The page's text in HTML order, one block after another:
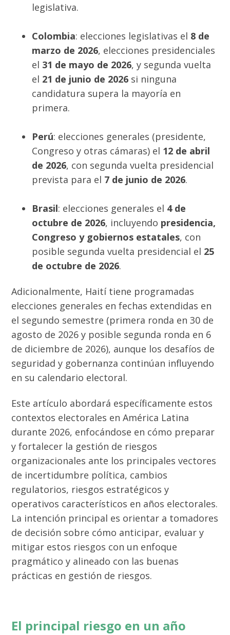
legislativa.
Colombia: elecciones legislativas el 8 de
marzo de 2026, elecciones presidenciales
el 31 de mayo de 2026, y segunda vuelta
el 21 de junio de 2026 si ninguna
candidatura supera la mayoría en
primera.
Perú: elecciones generales (presidente,
Congreso y otras cámaras) el 12 de abril
de 2026, con segunda vuelta presidencial
prevista para el 7 de junio de 2026.
Brasil: elecciones generales el 4 de
octubre de 2026, incluyendo presidencia,
Congreso y gobiernos estatales, con
posible segunda vuelta presidencial el 25
de octubre de 2026.
Adicionalmente, Haití tiene programadas
elecciones generales en fechas extendidas en
el segundo semestre (primera ronda en 30 de
agosto de 2026 y posible segunda ronda en 6
de diciembre de 2026), aunque los desafíos de
seguridad y gobernanza continúan influyendo
en su calendario electoral.
Este artículo abordará específicamente estos
contextos electorales en América Latina
durante 2026, enfocándose en cómo preparar
y fortalecer la gestión de riesgos
organizacionales ante los principales vectores
de incertidumbre política, cambios
regulatorios, riesgos estratégicos y
operativos característicos en años electorales.
La intención principal es orientar a tomadores
de decisión sobre cómo anticipar, evaluar y
mitigar estos riesgos con un enfoque
pragmático y alineado con las buenas
prácticas en gestión de riesgos.
El principal riesgo en un año